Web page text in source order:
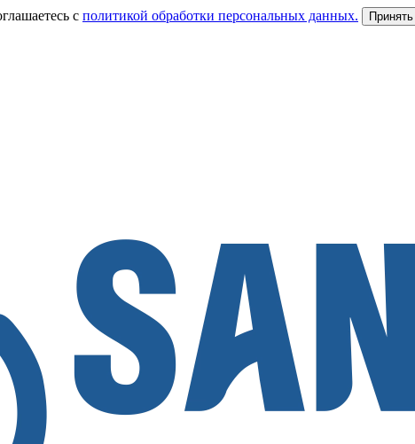
с политикой обработки персональных данных. Принять